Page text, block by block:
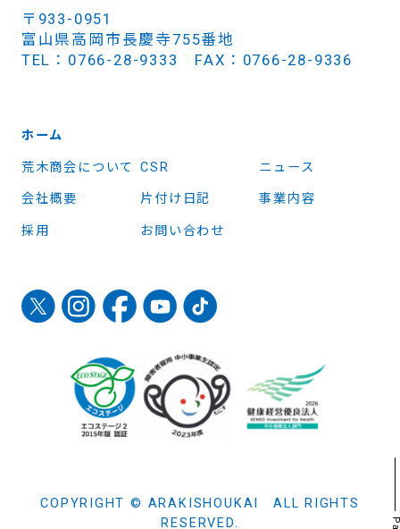
〒933-0951
富山県高岡市長慶寺755番地
TEL：0766-28-9333 FAX：0766-28-9336
ホーム
荒木商会について CSR ニュース
会社概要 片付け日記 事業内容
採用 お問い合わせ
COPYRIGHT © ARAKISHOUKAI ALL RIGHTS
RESERVED.